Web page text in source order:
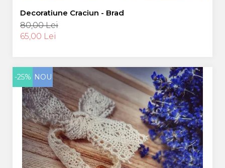
Decoratiune Craciun - Brad
80,00 Lei
65,00 Lei
-25% NOU